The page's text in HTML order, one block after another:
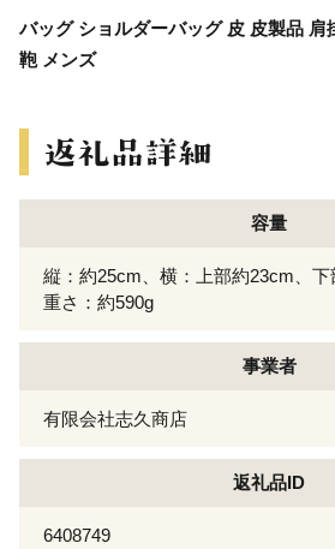
バッグ ショルダーバッグ 皮 皮製品 肩
鞄 メンズ
容量
縦：約25cm、横：上部約23cm、下
重さ：約590g
事業者
有限会社志久商店
返礼品ID
6408749